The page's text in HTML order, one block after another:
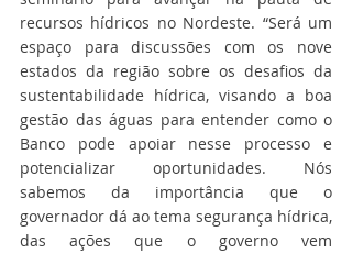
recursos hídricos no Nordeste. “Será um
espaço para discussões com os nove
estados da região sobre os desafios da
sustentabilidade hídrica, visando a boa
gestão das águas para entender como o
Banco pode apoiar nesse processo e
potencializar oportunidades. Nós
sabemos da importância que o
governador dá ao tema segurança hídrica,
das ações que o governo vem